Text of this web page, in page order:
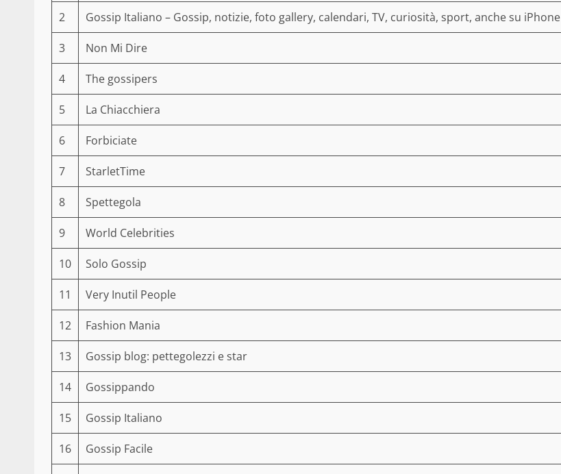
2 Gossip Italiano – Gossip, notizie, foto gallery, calendari, TV, curiosità, sport, anche su iPhone
3 Non Mi Dire
4 The gossipers
5 La Chiacchiera
6 Forbiciate
7 StarletTime
8 Spettegola
9 World Celebrities
10 Solo Gossip
11 Very Inutil People
12 Fashion Mania
13 Gossip blog: pettegolezzi e star
14 Gossippando
15 Gossip Italiano
16 Gossip Facile